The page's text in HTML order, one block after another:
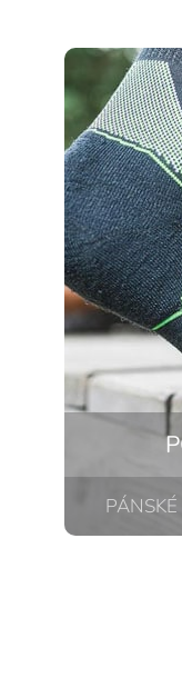
PÁNSKÉ